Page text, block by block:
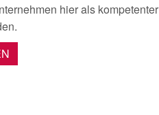
hier als kompetenter